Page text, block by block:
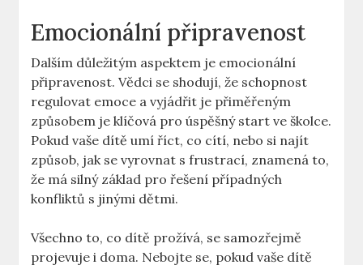
Emocionální připravenost
Dalším důležitým aspektem je emocionální
připravenost. Vědci se shodují, že schopnost
regulovat emoce a ​vyjádřit je přiměřeným
způsobem je klíčová pro úspěšný start ve školce.
Pokud vaše dítě umí říct, co cítí, nebo si najít
způsob, jak se vyrovnat s frustrací, ⁤znamená ⁣to,
že‍ má silný základ pro ⁤řešení‍ případných
⁤konfliktů⁣ s jinými⁤ dětmi.
Všechno to,‍ co dítě prožívá, se samozřejmě
projevuje i doma. Nebojte se, pokud vaše‌ dítě